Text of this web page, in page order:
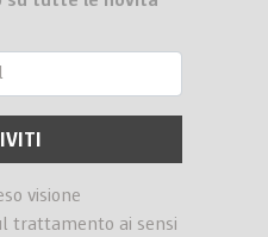
visione
trattamento ai sensi